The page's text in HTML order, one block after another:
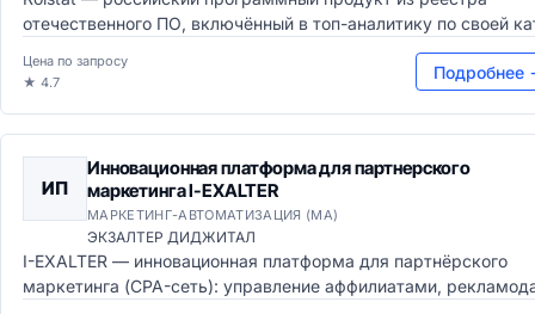
отечественного ПО, включённый в топ-аналитику по своей
Цена по запросу
★ 4.7
Подробнее
ИП
Инновационная платформа для партнерского
маркетинга I-EXALTER
МАРКЕТИНГ-АВТОМАТИЗАЦИЯ (MA)
ЭКЗАЛТЕР ДИДЖИТАЛ
I-EXALTER — инновационная платформа для партнёрского
маркетинга (CPA-сеть): управление аффилиатами,